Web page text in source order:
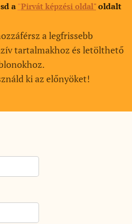
a"Pirvát képzési oldal" oldalt
a legfrissebb
tartalmakhoz és letölthető
ki az előnyöket!